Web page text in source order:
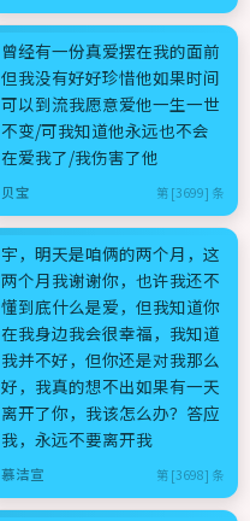
曾经有一份真爱摆在我的面前
但我没有好好珍惜他如果时间
可以到流我愿意爱他一生一世
不变/可我知道他永远也不会
在爱我了/我伤害了他
贝宝 第 [3699] 条
宇，明天是咱俩的两个月，这
两个月我谢谢你，也许我还不
懂到底什么是爱，但我知道你
在我身边我会很幸福，我知道
我并不好，但你还是对我那么
好，我真的想不出如果有一天
离开了你，我该怎么办？答应
我，永远不要离开我
慕洁宣 第 [3698] 条